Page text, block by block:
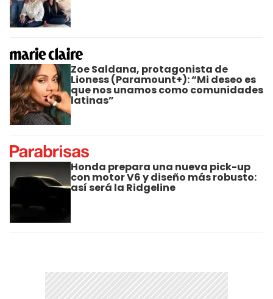
Zoe Saldana, protagonista de
Lioness (Paramount+): “Mi deseo es
que nos unamos como comunidades
latinas”
Honda prepara una nueva pick-up
con motor V6 y diseño más robusto:
así será la Ridgeline